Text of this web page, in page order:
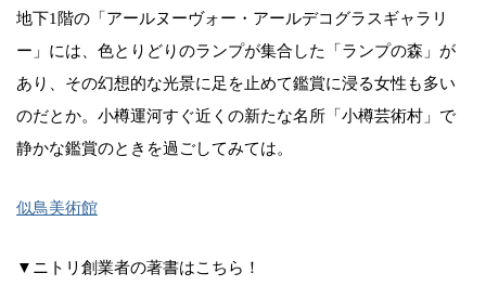
地下1階の「アールヌーヴォー・アールデコグラスギャラリ
ー」には、色とりどりのランプが集合した「ランプの森」が
あり、その幻想的な光景に足を止めて鑑賞に浸る女性も多い
のだとか。小樽運河すぐ近くの新たな名所「小樽芸術村」で
静かな鑑賞のときを過ごしてみては。
似鳥美術館
▼ニトリ創業者の著書はこちら！